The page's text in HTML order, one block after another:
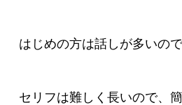
はじめの方は話しが多いの
セリフは難しく長いので、